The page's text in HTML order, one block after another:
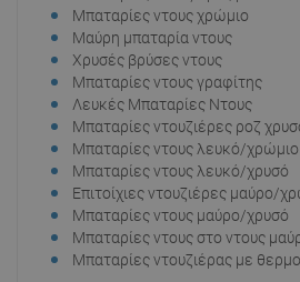
Μπαταρίες ντους χρώμιο
Μαύρη μπαταρία ντους
Χρυσές βρύσες ντους
Μπαταρίες ντους γραφίτης
Λευκές Μπαταρίες Ντους
Μπαταρίες ντουζιέρες ροζ
Μπαταρίες ντους λευκό/χρώμιο
Μπαταρίες ντους λευκό/χρυσό
Επιτοίχιες ντουζιέρες μαύρο/
Μπαταρίες ντους μαύρο/χρυσό
Μπαταρίες ντους στο ντους
Μπαταρίες ντουζιέρας με